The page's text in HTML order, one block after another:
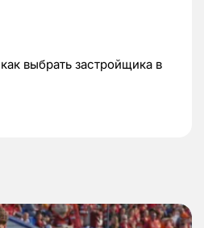
выбрать застройщика в